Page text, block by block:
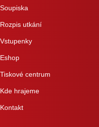
Soupiska
Rozpis utkání
Vstupenky
Eshop
Tiskové centrum
Kde hrajeme
Kontakt